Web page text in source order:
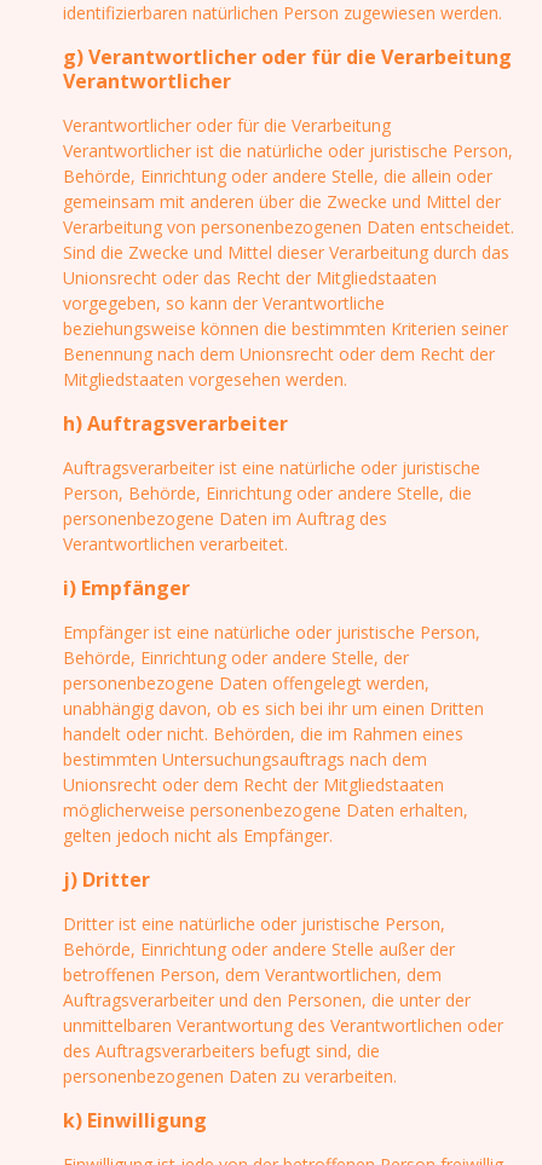
identifizierbaren natürlichen Person zugewiesen werden.
g) Verantwortlicher oder für die Verarbeitung
Verantwortlicher
Verantwortlicher oder für die Verarbeitung
Verantwortlicher ist die natürliche oder juristische Person,
Behörde, Einrichtung oder andere Stelle, die allein oder
gemeinsam mit anderen über die Zwecke und Mittel der
Verarbeitung von personenbezogenen Daten entscheidet.
Sind die Zwecke und Mittel dieser Verarbeitung durch das
Unionsrecht oder das Recht der Mitgliedstaaten
vorgegeben, so kann der Verantwortliche
beziehungsweise können die bestimmten Kriterien seiner
Benennung nach dem Unionsrecht oder dem Recht der
Mitgliedstaaten vorgesehen werden.
h) Auftragsverarbeiter
Auftragsverarbeiter ist eine natürliche oder juristische
Person, Behörde, Einrichtung oder andere Stelle, die
personenbezogene Daten im Auftrag des
Verantwortlichen verarbeitet.
i) Empfänger
Empfänger ist eine natürliche oder juristische Person,
Behörde, Einrichtung oder andere Stelle, der
personenbezogene Daten offengelegt werden,
unabhängig davon, ob es sich bei ihr um einen Dritten
handelt oder nicht. Behörden, die im Rahmen eines
bestimmten Untersuchungsauftrags nach dem
Unionsrecht oder dem Recht der Mitgliedstaaten
möglicherweise personenbezogene Daten erhalten,
gelten jedoch nicht als Empfänger.
j) Dritter
Dritter ist eine natürliche oder juristische Person,
Behörde, Einrichtung oder andere Stelle außer der
betroffenen Person, dem Verantwortlichen, dem
Auftragsverarbeiter und den Personen, die unter der
unmittelbaren Verantwortung des Verantwortlichen oder
des Auftragsverarbeiters befugt sind, die
personenbezogenen Daten zu verarbeiten.
k) Einwilligung